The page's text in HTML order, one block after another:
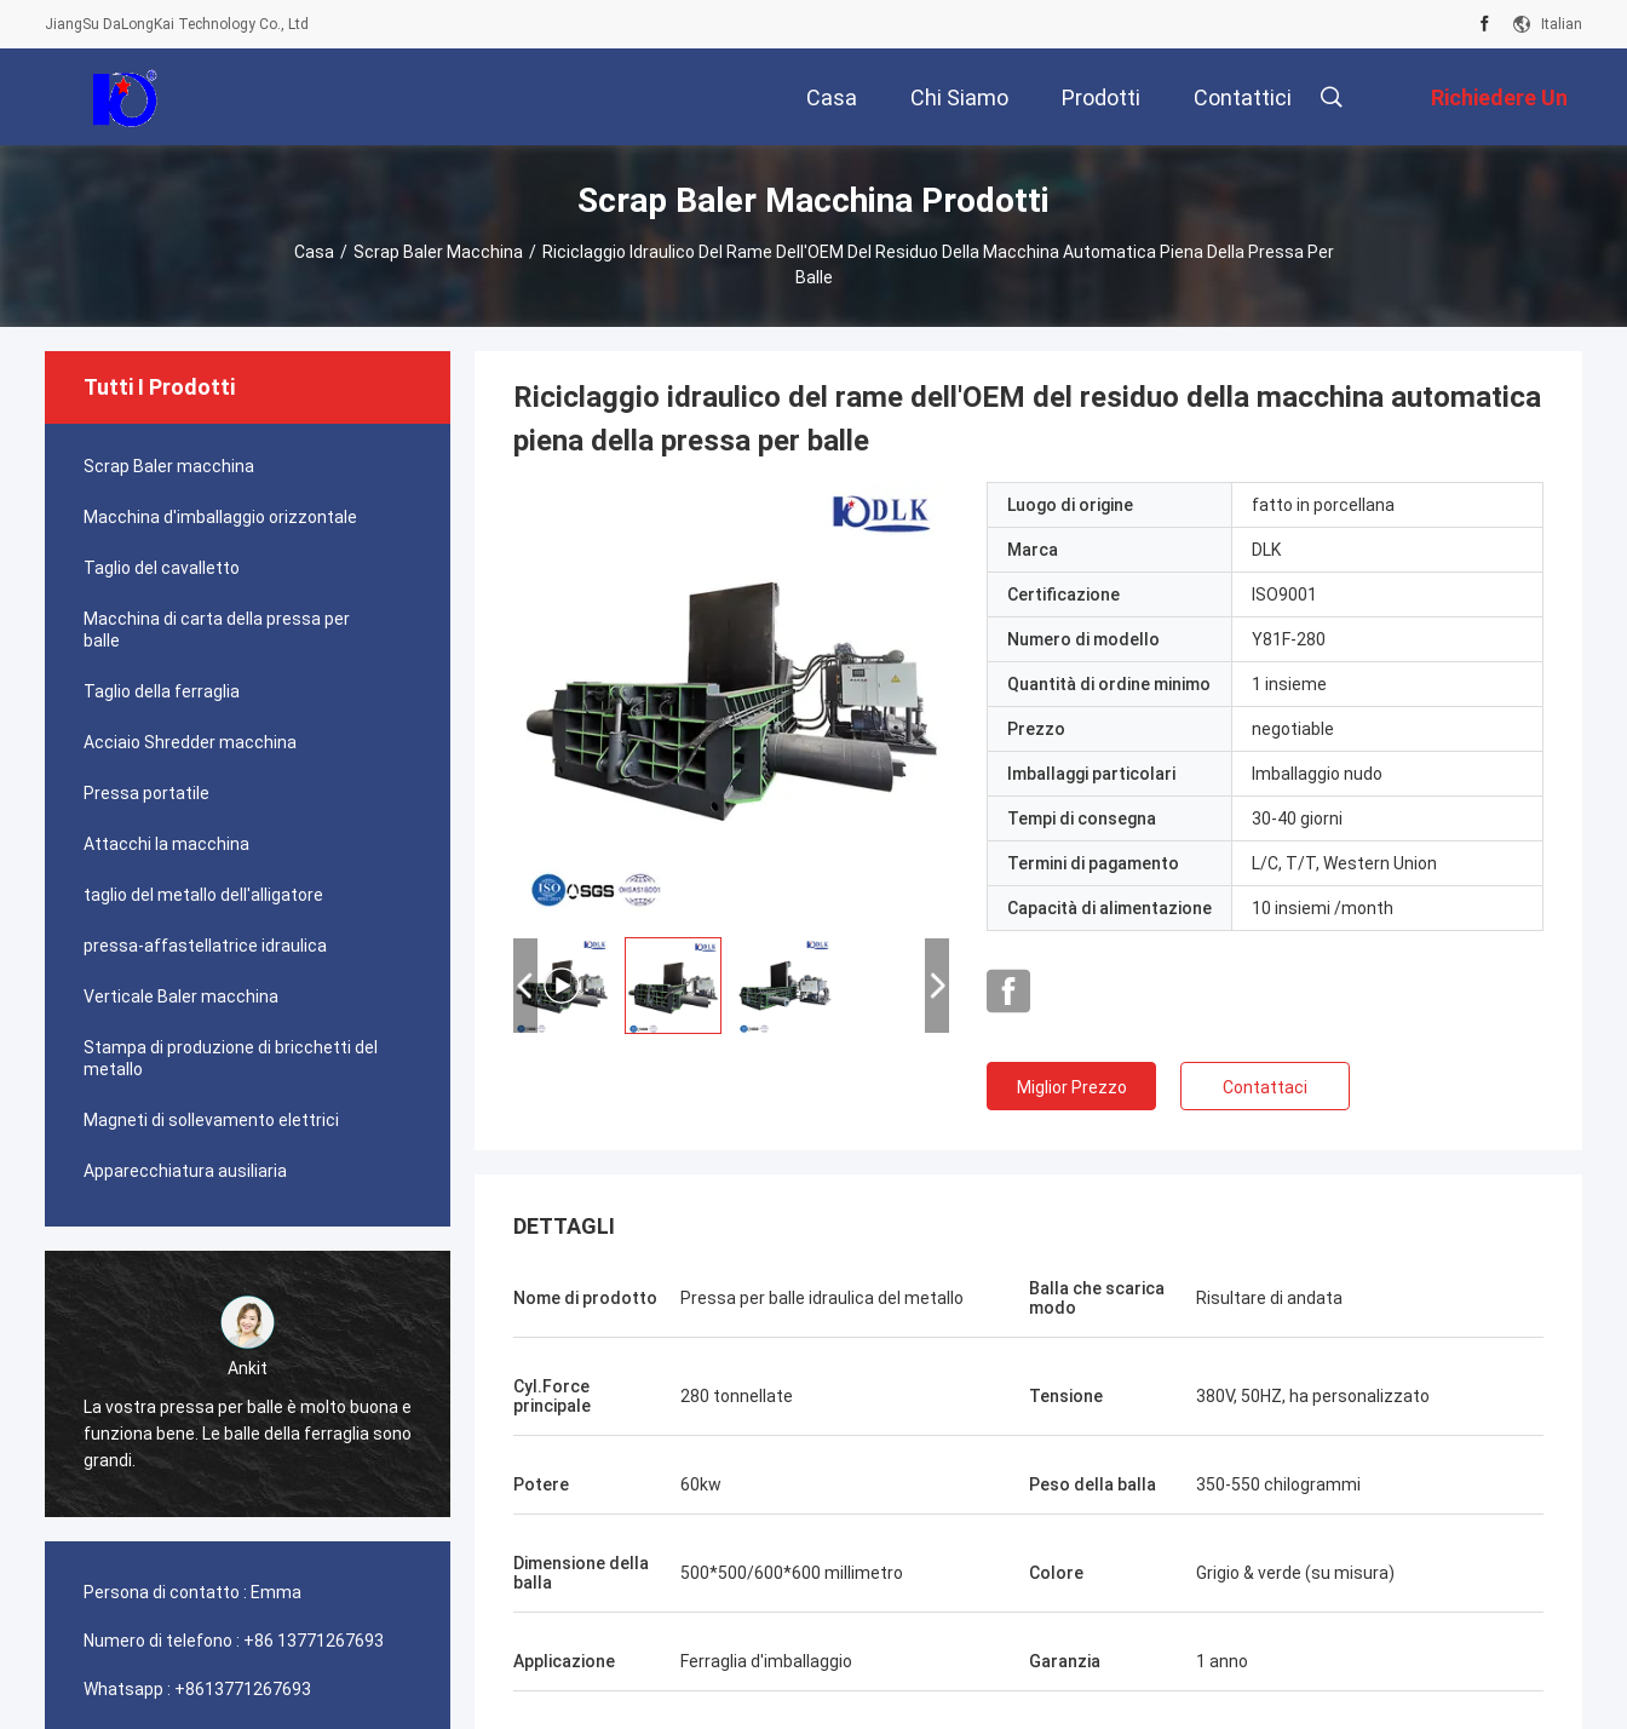
JiangSu DaLongKai Technology Co., Ltd Italian
Casa Chi Siamo Prodotti Contattici Richiedere Un
Preventivo
Scrap Baler Macchina Prodotti
Casa / Scrap Baler Macchina / Riciclaggio Idraulico Del Rame Dell'OEM Del Residuo Della Macchina Automatica Piena Della Pressa Per
Balle
Tutti I Prodotti
Scrap Baler macchina
Macchina d'imballaggio orizzontale
Taglio del cavalletto
Macchina di carta della pressa per
balle
Taglio della ferraglia
Acciaio Shredder macchina
Pressa portatile
Attacchi la macchina
taglio del metallo dell'alligatore
pressa-affastellatrice idraulica
Verticale Baler macchina
Stampa di produzione di bricchetti del
metallo
Magneti di sollevamento elettrici
Apparecchiatura ausiliaria
Ankit
La vostra pressa per balle è molto buona e
funziona bene. Le balle della ferraglia sono
grandi.
La macchina della pressa per balle
Persona di contatto : Emma
Numero di telefono : +86 13771267693
Whatsapp : +8613771267693
Riciclaggio idraulico del rame dell'OEM del residuo della macchina automatica
piena della pressa per balle
Luogo di origine fatto in porcellana
Marca DLK
Certificazione ISO9001
Numero di modello Y81F-280
Quantità di ordine minimo 1 insieme
Prezzo negotiable
Imballaggi particolari Imballaggio nudo
Tempi di consegna 30-40 giorni
Termini di pagamento L/C, T/T, Western Union
Capacità di alimentazione 10 insiemi /month
Miglior Prezzo Contattaci
DETTAGLI
Nome di prodotto Pressa per balle idraulica del metallo
Balla che scarica
modo
Risultare di andata
Cyl.Force
principale
280 tonnellate Tensione 380V, 50HZ, ha personalizzato
Potere 60kw Peso della balla 350-550 chilogrammi
Dimensione della
balla
500*500/600*600 millimetro Colore Grigio & verde (su misura)
Applicazione Ferraglia d'imballaggio Garanzia 1 anno